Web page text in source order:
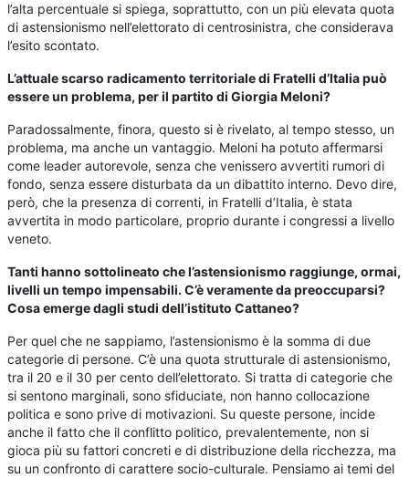
l’alta percentuale si spiega, soprattutto, con un più elevata quota
di astensionismo nell’elettorato di centrosinistra, che considerava
l’esito scontato.
L’attuale scarso radicamento territoriale di Fratelli d’Italia può
essere un problema, per il partito di Giorgia Meloni?
Paradossalmente, finora, questo si è rivelato, al tempo stesso, un
problema, ma anche un vantaggio. Meloni ha potuto affermarsi
come leader autorevole, senza che venissero avvertiti rumori di
fondo, senza essere disturbata da un dibattito interno. Devo dire,
però, che la presenza di correnti, in Fratelli d’Italia, è stata
avvertita in modo particolare, proprio durante i congressi a livello
veneto.
Tanti hanno sottolineato che l’astensionismo raggiunge, ormai,
livelli un tempo impensabili. C’è veramente da preoccuparsi?
Cosa emerge dagli studi dell’istituto Cattaneo?
Per quel che ne sappiamo, l’astensionismo è la somma di due
categorie di persone. C’è una quota strutturale di astensionismo,
tra il 20 e il 30 per cento dell’elettorato. Si tratta di categorie che
si sentono marginali, sono sfiduciate, non hanno collocazione
politica e sono prive di motivazioni. Su queste persone, incide
anche il fatto che il conflitto politico, prevalentemente, non si
gioca più su fattori concreti e di distribuzione della ricchezza, ma
su un confronto di carattere socio-culturale. Pensiamo ai temi del